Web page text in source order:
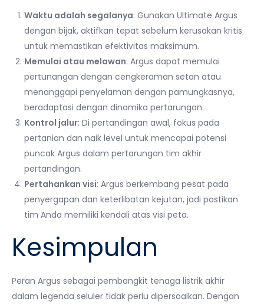
Waktu adalah segalanya: Gunakan Ultimate Argus
dengan bijak, aktifkan tepat sebelum kerusakan kritis
untuk memastikan efektivitas maksimum.
Memulai atau melawan: Argus dapat memulai
pertunangan dengan cengkeraman setan atau
menanggapi penyelaman dengan pamungkasnya,
beradaptasi dengan dinamika pertarungan.
Kontrol jalur: Di pertandingan awal, fokus pada
pertanian dan naik level untuk mencapai potensi
puncak Argus dalam pertarungan tim akhir
pertandingan.
Pertahankan visi: Argus berkembang pesat pada
penyergapan dan keterlibatan kejutan, jadi pastikan
tim Anda memiliki kendali atas visi peta.
Kesimpulan
Peran Argus sebagai pembangkit tenaga listrik akhir
dalam legenda seluler tidak perlu dipersoalkan. Dengan